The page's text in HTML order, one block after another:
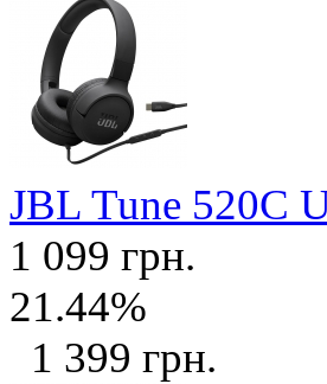
JBL Tune 520C
1 099 грн.
21.44%
1 399 грн.